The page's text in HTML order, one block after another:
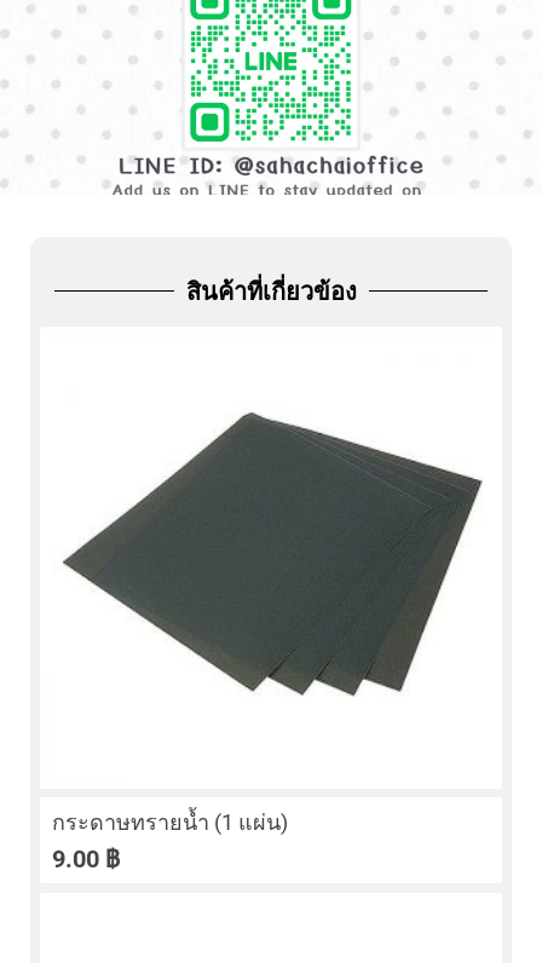
สินค้าที่เกี่ยวข้อง
กระดาษทรายน้ำ (1 แผ่น)
9.00 ฿